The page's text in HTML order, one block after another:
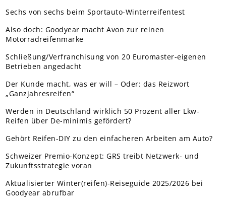
Sechs von sechs beim Sportauto-Winterreifentest
Also doch: Goodyear macht Avon zur reinen
Motorradreifenmarke
Schließung/Verfranchisung von 20 Euromaster-eigenen
Betrieben angedacht
Der Kunde macht, was er will – Oder: das Reizwort
„Ganzjahresreifen“
Werden in Deutschland wirklich 50 Prozent aller Lkw-
Reifen über De-minimis gefördert?
Gehört Reifen-DIY zu den einfacheren Arbeiten am Auto?
Schweizer Premio-Konzept: GRS treibt Netzwerk- und
Zukunftsstrategie voran
Aktualisierter Winter(reifen)-Reiseguide 2025/2026 bei
Goodyear abrufbar